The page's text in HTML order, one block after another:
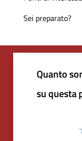
Sei preparato?
Quanto
su questa